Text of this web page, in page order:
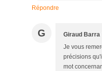
Répondre
G Giraud Barra
Je vous
précisions
mot